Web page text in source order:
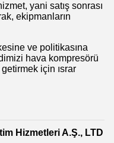
yani satış sonrası
ekipmanların
ve politikasına
hava kompresörü
için ısrar
Hizmetleri A.Ş., LTD